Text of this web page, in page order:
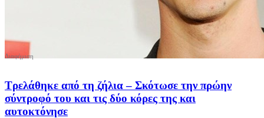
Τρελάθηκε από τη ζήλια – Σκότωσε την πρώην
σύντροφό του και τις δύο κόρες της και
αυτοκτόνησε